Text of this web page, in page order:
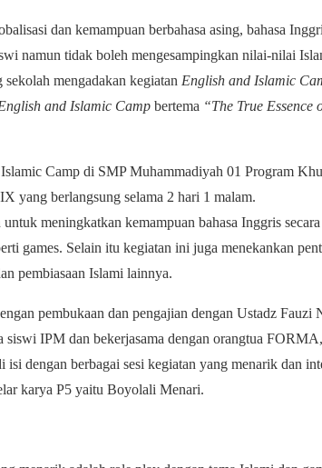
dan kemampuan berbahasa asing, bahasa
namun tidak boleh mengesampingkan nilai-nilai
mengadakan kegiatan English and Islamic
and Islamic Camp bertema “The True
Camp di SMP Muhammadiyah 01 Program
yang berlangsung selama 2 hari 1 malam.
meningkatkan kemampuan bahasa Inggris
games. Selain itu kegiatan ini juga menekankan
pembiasaan Islami lainnya.
pembukaan dan pengajian dengan Ustadz Fauzi
siswi IPM dan bekerjasama dengan orangtua
isi dengan berbagai sesi kegiatan yang menarik dan
karya P5 yaitu Boyolali Menari.